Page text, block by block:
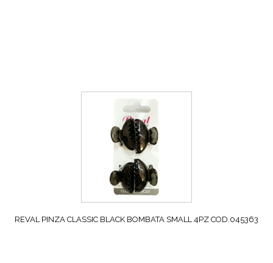
REVAL PINZA CLASSIC BLACK BOMBATA SMALL 4PZ COD.045363